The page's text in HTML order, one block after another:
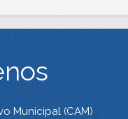
Municipal (CAM)